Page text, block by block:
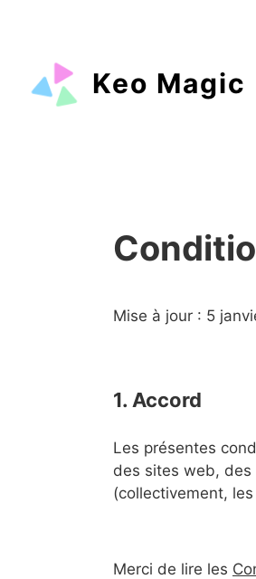
Keo Magic
Mise à jour : 5
1. Accord
Les présentes
des sites web, des
(collectivement,
Merci de lire les